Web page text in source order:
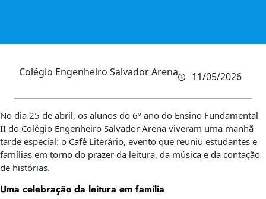
Colégio Engenheiro Salvador Arena 11/05/2026
No dia 25 de abril, os alunos do 6º ano do Ensino Fundamental
II do Colégio Engenheiro Salvador Arena viveram uma manhã
tarde especial: o Café Literário, evento que reuniu estudantes e
famílias em torno do prazer da leitura, da música e da contação
de histórias.
Uma celebração da leitura em família